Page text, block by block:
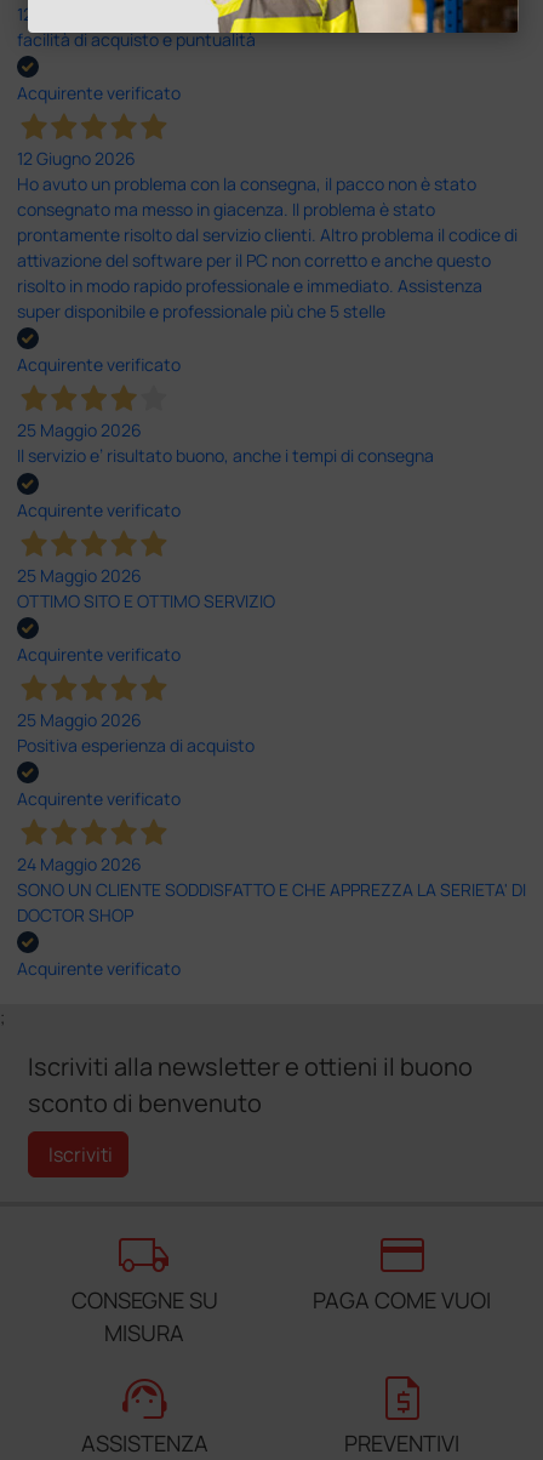
12 Giugno 2026
facilità di acquisto e puntualità
Acquirente verificato
12 Giugno 2026
Ho avuto un problema con la consegna, il pacco non è stato
consegnato ma messo in giacenza. Il problema è stato
prontamente risolto dal servizio clienti. Altro problema il codice di
attivazione del software per il PC non corretto e anche questo
risolto in modo rapido professionale e immediato. Assistenza
super disponibile e professionale più che 5 stelle
Acquirente verificato
25 Maggio 2026
Il servizio e’ risultato buono, anche i tempi di consegna
Acquirente verificato
25 Maggio 2026
OTTIMO SITO E OTTIMO SERVIZIO
Acquirente verificato
25 Maggio 2026
Positiva esperienza di acquisto
Acquirente verificato
24 Maggio 2026
SONO UN CLIENTE SODDISFATTO E CHE APPREZZA LA SERIETA' DI
DOCTOR SHOP
Acquirente verificato
;
Iscriviti alla newsletter e ottieni il buono
sconto di benvenuto
Iscriviti
local_shipping
CONSEGNE SU
MISURA
credit_card
PAGA COME VUOI
support_agent
ASSISTENZA
request_quote
PREVENTIVI